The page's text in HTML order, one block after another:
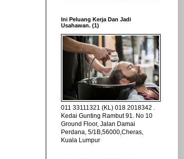
Ini Peluang Kerja Dan Jadi
Usahawan. (1)
011 33111321 (KL) 018 2018342 .
Kedai Gunting Rambut 91. No 10
Ground Floor, Jalan Damai
Perdana, 5/1B,56000,Cheras,
Kuala Lumpur